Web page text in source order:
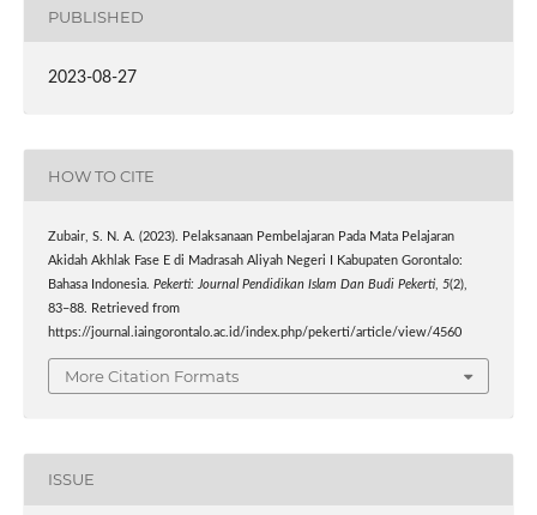
PUBLISHED
2023-08-27
HOW TO CITE
Zubair, S. N. A. (2023). Pelaksanaan Pembelajaran Pada Mata Pelajaran
Akidah Akhlak Fase E di Madrasah Aliyah Negeri I Kabupaten Gorontalo:
Bahasa Indonesia. Pekerti: Journal Pendidikan Islam Dan Budi Pekerti, 5(2),
83–88. Retrieved from
https://journal.iaingorontalo.ac.id/index.php/pekerti/article/view/4560
More Citation Formats
ISSUE